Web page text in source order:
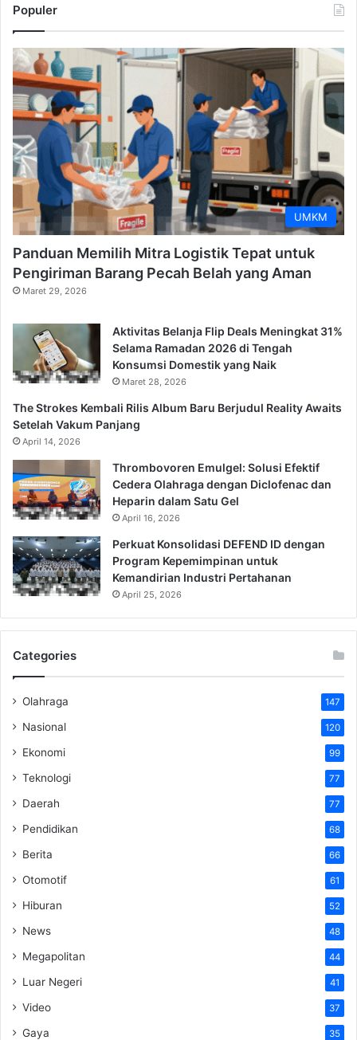
Populer
UMKM
Panduan Memilih Mitra Logistik Tepat untuk
Pengiriman Barang Pecah Belah yang Aman
Maret 29, 2026
Aktivitas Belanja Flip Deals Meningkat 31%
Selama Ramadan 2026 di Tengah
Konsumsi Domestik yang Naik
Maret 28, 2026
The Strokes Kembali Rilis Album Baru Berjudul Reality Awaits
Setelah Vakum Panjang
April 14, 2026
Thrombovoren Emulgel: Solusi Efektif
Cedera Olahraga dengan Diclofenac dan
Heparin dalam Satu Gel
April 16, 2026
Perkuat Konsolidasi DEFEND ID dengan
Program Kepemimpinan untuk
Kemandirian Industri Pertahanan
April 25, 2026
Categories
Olahraga 147
Nasional 120
Ekonomi 99
Teknologi 77
Daerah 77
Pendidikan 68
Berita 66
Otomotif 61
Hiburan 52
News 48
Megapolitan 44
Luar Negeri 41
Video 37
Gaya 35